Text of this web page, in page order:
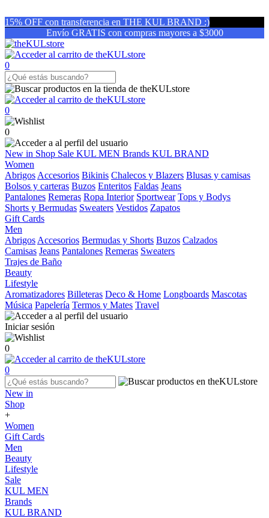
15% OFF con transferencia en THE KUL BRAND :)
Envío GRATIS con compras mayores a $3000
0
0
0
New in Shop Sale KUL MEN Brands KUL BRAND
Women
Abrigos Accesorios Bikinis Chalecos y Blazers Blusas y camisas
Bolsos y carteras Buzos Enteritos Faldas Jeans
Pantalones Remeras Ropa Interior Sportwear Tops y Bodys
Shorts y Bermudas Sweaters Vestidos Zapatos
Gift Cards
Men
Abrigos Accesorios Bermudas y Shorts Buzos Calzados
Camisas Jeans Pantalones Remeras Sweaters
Trajes de Baño
Beauty
Lifestyle
Aromatizadores Billeteras Deco & Home Longboards Mascotas
Música Papelería Termos y Mates Travel
Iniciar sesión
0
0
New in
Shop
+
Women
Gift Cards
Men
Beauty
Lifestyle
Sale
KUL MEN
Brands
KUL BRAND